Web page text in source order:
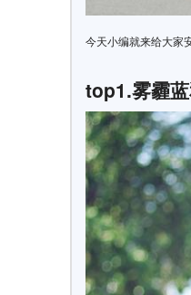
今天小编就来给大家
top1.雾霾